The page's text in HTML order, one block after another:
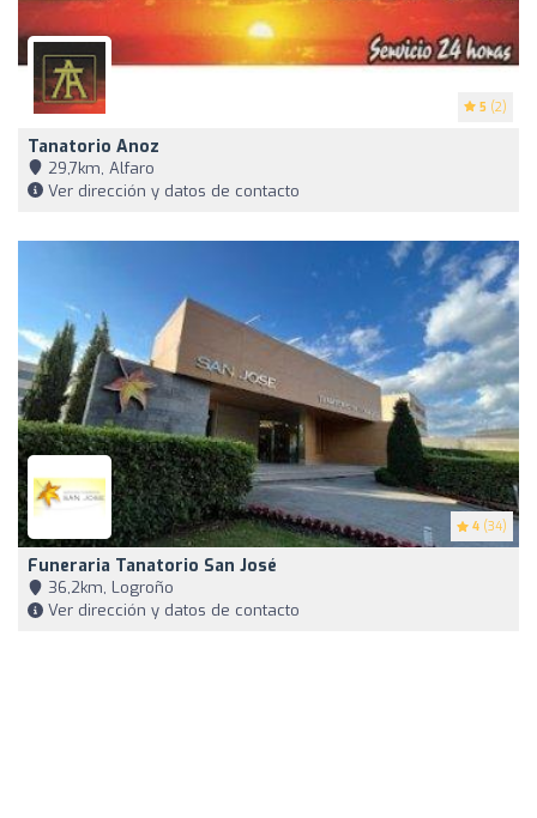
5 (2)
Tanatorio Anoz
29,7km, Alfaro
Ver dirección y datos de contacto
4 (34)
Funeraria Tanatorio San José
36,2km, Logroño
Ver dirección y datos de contacto